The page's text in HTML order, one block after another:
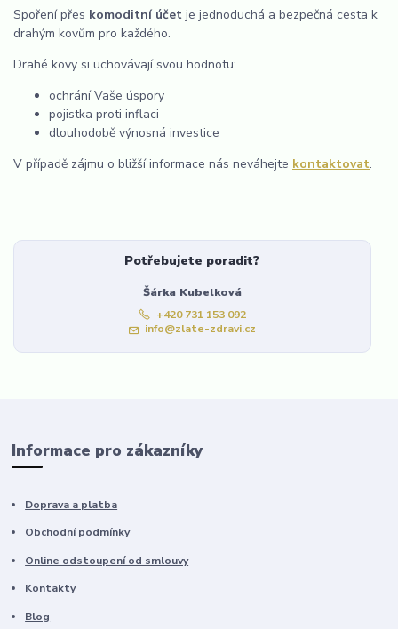
Spoření přes komoditní účet je jednoduchá a bezpečná cesta k
drahým kovům pro každého.
Drahé kovy si uchovávají svou hodnotu:
ochrání Vaše úspory
pojistka proti inflaci
dlouhodobě výnosná investice
V případě zájmu o bližší informace nás neváhejte kontaktovat.
Potřebujete poradit?
Šárka Kubelková
+420 731 153 092
info@zlate-zdravi.cz
Informace pro zákazníky
Doprava a platba
Obchodní podmínky
Online odstoupení od smlouvy
Kontakty
Blog